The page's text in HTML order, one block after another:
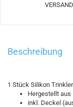
Beschreibung
1 Stück Silikon
Hergestellt aus
inkl. Deckel